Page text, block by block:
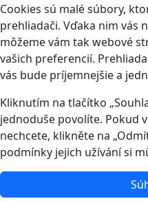
Cookies sú malé súbory,
prehliadači. Vďaka nim vás
môžeme vám tak webové
vašich preferencií.
vás bude príjemnejšie a
Kliknutím na tlačítko
jednoduše povolíte. Pokud
nechcete, klikněte na
podmínky jejich užívání si